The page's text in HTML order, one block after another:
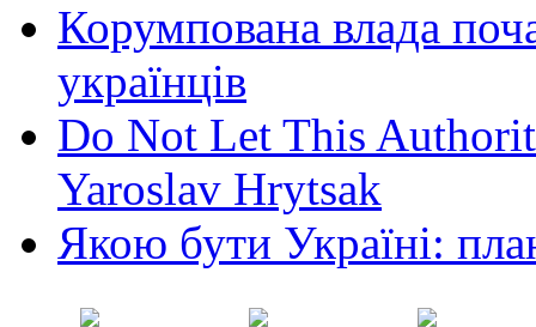
Корумпована влада
українців
Do Not Let This
Yaroslav Hrytsak
Якою бути Україні: